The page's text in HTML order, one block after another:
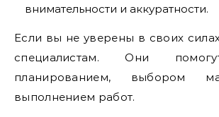
внимательности и аккуратности.
Если вы не уверены в своих
специалистам. Они
планированием, выбором
выполнением работ.